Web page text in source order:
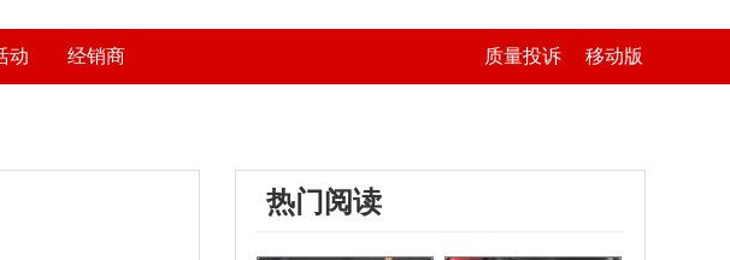
动 经销商 质量投诉 移动版
热门阅读